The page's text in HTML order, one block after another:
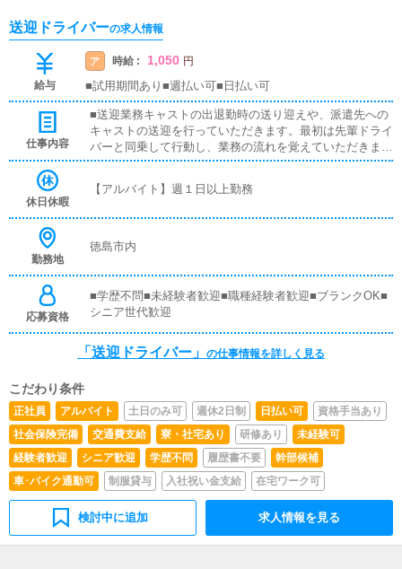
送迎ドライバーの求人情報
給与
ア 時給 : 1,050 円
■試用期間あり■週払い可■日払い可
仕事内容
■送迎業務キャストの出退勤時の送り迎えや、派遣先への
キャストの送迎を行っていただきます。最初は先輩ドライ
バーと同乗して行動し、業務の流れを覚えていただきます
ので、未経験の方でも安心して働けます。お客様と対面で
は支給します。■清掃業務送迎業務の空き時間に、事務所
休日休暇
【アルバイト】週１日以上勤務
勤務地
徳島市内
応募資格
■学歴不問■未経験者歓迎■職種経験者歓迎■ブランクOK■
シニア世代歓迎
「送迎ドライバー」 の仕事情報を詳しく見る
こだわり条件
正社員 アルバイト 土日のみ可 週休2日制 日払い可
資格手当あり
社会保険完備
交通費支給 寮・社宅あり 研修あり
未経験可
経験者歓迎
シニア歓迎 学歴不問 履歴書不要
幹部候補
車･バイク通勤可
制服貸与 入社祝い金支給 在宅ワーク可
検討中に追加 求人情報を見る